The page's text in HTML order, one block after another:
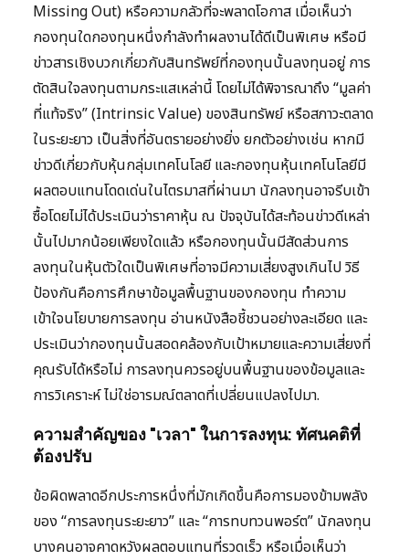
Missing Out) หรือความกลัวที่จะพลาดโอกาส เมื่อเห็นว่า
กองทุนใดกองทุนหนึ่งกำลังทำผลงานได้ดีเป็นพิเศษ หรือมี
ข่าวสารเชิงบวกเกี่ยวกับสินทรัพย์ที่กองทุนนั้นลงทุนอยู่ การ
ตัดสินใจลงทุนตามกระแสเหล่านี้ โดยไม่ได้พิจารณาถึง “มูลค่า
ที่แท้จริง” (Intrinsic Value) ของสินทรัพย์ หรือสภาวะตลาด
ในระยะยาว เป็นสิ่งที่อันตรายอย่างยิ่ง ยกตัวอย่างเช่น หากมี
ข่าวดีเกี่ยวกับหุ้นกลุ่มเทคโนโลยี และกองทุนหุ้นเทคโนโลยีมี
ผลตอบแทนโดดเด่นในไตรมาสที่ผ่านมา นักลงทุนอาจรีบเข้า
ซื้อโดยไม่ได้ประเมินว่าราคาหุ้น ณ ปัจจุบันได้สะท้อนข่าวดีเหล่า
นั้นไปมากน้อยเพียงใดแล้ว หรือกองทุนนั้นมีสัดส่วนการ
ลงทุนในหุ้นตัวใดเป็นพิเศษที่อาจมีความเสี่ยงสูงเกินไป วิธี
ป้องกันคือการศึกษาข้อมูลพื้นฐานของกองทุน ทำความ
เข้าใจนโยบายการลงทุน อ่านหนังสือชี้ชวนอย่างละเอียด และ
ประเมินว่ากองทุนนั้นสอดคล้องกับเป้าหมายและความเสี่ยงที่
คุณรับได้หรือไม่ การลงทุนควรอยู่บนพื้นฐานของข้อมูลและ
การวิเคราะห์ ไม่ใช่อารมณ์ตลาดที่เปลี่ยนแปลงไปมา.
ความสำคัญของ "เวลา" ในการลงทุน: ทัศนคติที่
ต้องปรับ
ข้อผิดพลาดอีกประการหนึ่งที่มักเกิดขึ้นคือการมองข้ามพลัง
ของ “การลงทุนระยะยาว” และ “การทบทวนพอร์ต” นักลงทุน
บางคนอาจคาดหวังผลตอบแทนที่รวดเร็ว หรือเมื่อเห็นว่า